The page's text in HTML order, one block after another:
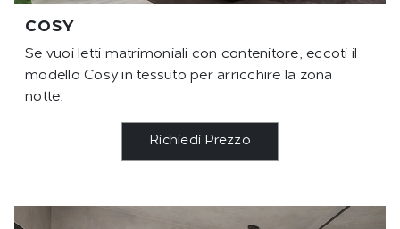
COSY
Se vuoi letti matrimoniali con contenitore, eccoti il
modello Cosy in tessuto per arricchire la zona
notte.
Richiedi Prezzo